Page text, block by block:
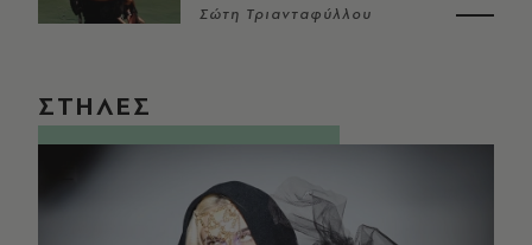
Σώτη Τριανταφύλλου
ΣΤΗΛΕΣ